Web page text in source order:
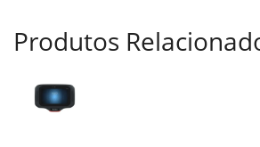
Produtos